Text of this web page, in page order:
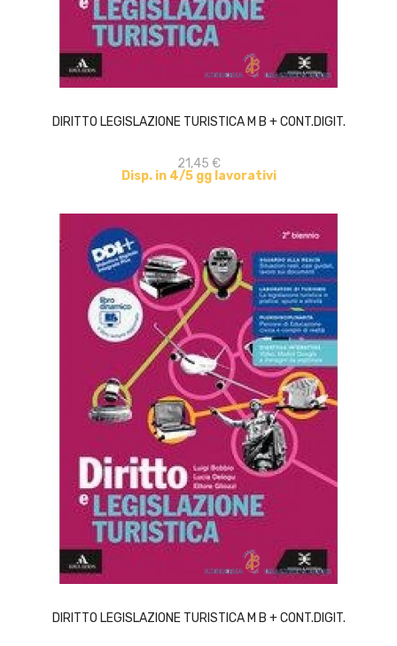
DIRITTO LEGISLAZIONE TURISTICA M B + CONT.DIGIT.
21,45 €
Disp. in 4/5 gg lavorativi
ACQUISTA
DIRITTO LEGISLAZIONE TURISTICA M B + CONT.DIGIT.
ACQUISTA